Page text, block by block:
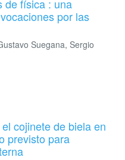
de física : una
por las
Suegana, Sergio
cojinete de biela en
previsto para